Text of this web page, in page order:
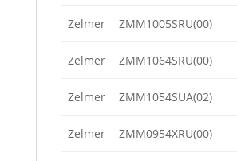
Zelmer ZMM1005SRU(00)
Zelmer ZMM1064SRU(00)
Zelmer ZMM1054SUA(02)
Zelmer ZMM0954XRU(00)